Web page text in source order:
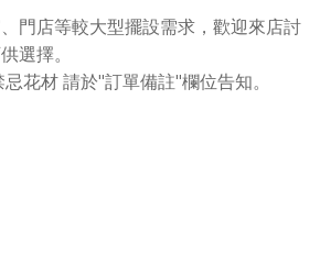
門店等較大型擺設需求，歡迎來店討
選擇。
花材 請於"訂單備註"欄位告知。